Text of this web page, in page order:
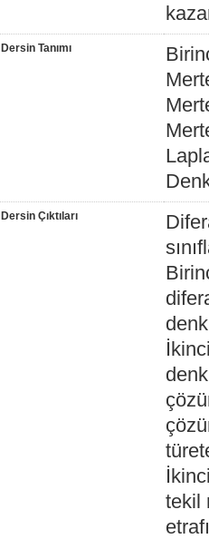
Dersin Tanımı
Dersin Çıktıları
tekil